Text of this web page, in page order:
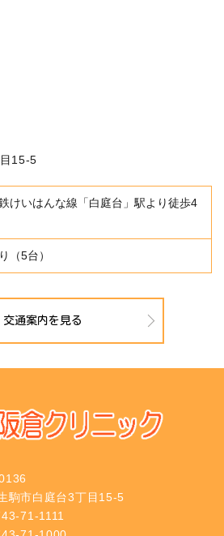
15-5
けいはんな線「白庭台」駅より徒歩4
（5台）
交通案内を見る
駒市白庭台3丁目15-5
71-1111